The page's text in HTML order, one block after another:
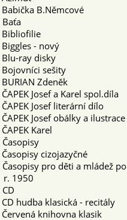
Babička B.Němcové
Baťa
Bibliofilie
Biggles - nový
Blu-ray disky
Bojovníci sešity
BURIAN Zdeněk
ČAPEK Josef a Karel spol.díla
ČAPEK Josef literární dílo
ČAPEK Josef obálky a ilustrace
ČAPEK Karel
Časopisy
Časopisy cizojazyčné
Časopisy pro děti a mládež po
r. 1950
CD
CD hudba klasická - recitály
Červená knihovna klasik